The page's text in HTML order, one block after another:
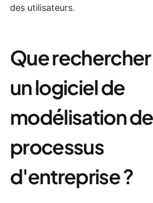
des utilisateurs.
Que
un logiciel de
modélisation
processus
d'entreprise ?